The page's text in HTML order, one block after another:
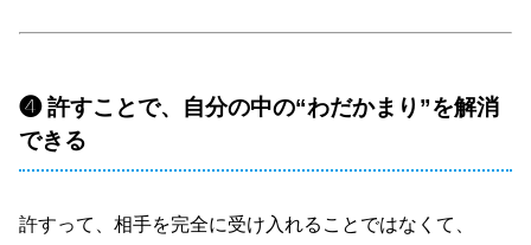
❹ 許すことで、自分の中の“わだかまり”を解消
できる
許すって、相手を完全に受け入れることではなくて、